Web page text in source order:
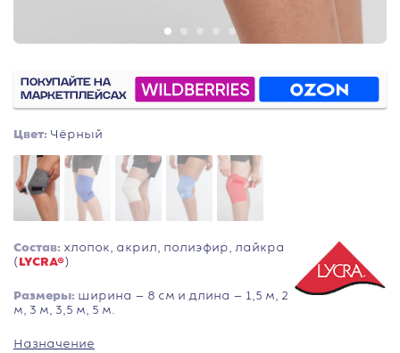
ПОКУПАЙТЕ НА
МАРКЕТПЛЕЙСАХ
Цвет: Чёрный
Состав: хлопок, акрил, полиэфир, лайкра
(LYCRA®)
Размеры: ширина — 8 см и длина — 1,5 м, 2
м, 3 м, 3,5 м, 5 м.
Назначение